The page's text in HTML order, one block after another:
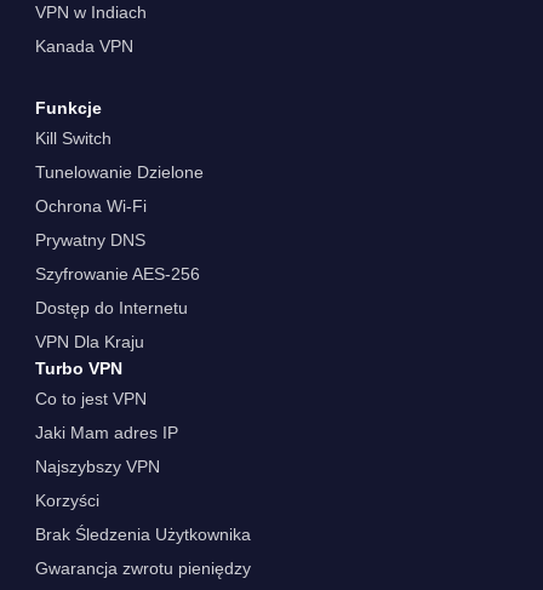
VPN w Indiach
Kanada VPN
Funkcje
Kill Switch
Tunelowanie Dzielone
Ochrona Wi-Fi
Prywatny DNS
Szyfrowanie AES-256
Dostęp do Internetu
VPN Dla Kraju
Turbo VPN
Co to jest VPN
Jaki Mam adres IP
Najszybszy VPN
Korzyści
Brak Śledzenia Użytkownika
Gwarancja zwrotu pieniędzy